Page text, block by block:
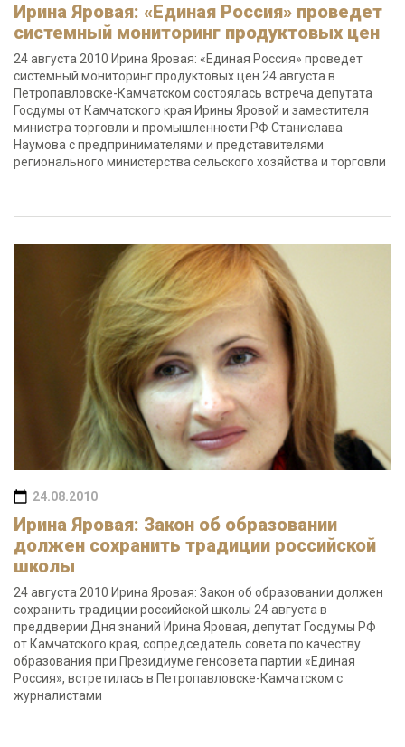
Ирина Яровая: «Единая Россия» проведет
системный мониторинг продуктовых цен
24 августа 2010 Ирина Яровая: «Единая Россия» проведет
системный мониторинг продуктовых цен 24 августа в
Петропавловске-Камчатском состоялась встреча депутата
Госдумы от Камчатского края Ирины Яровой и заместителя
министра торговли и промышленности РФ Станислава
Наумова с предпринимателями и представителями
регионального министерства сельского хозяйства и торговли
24.08.2010
Ирина Яровая: Закон об образовании
должен сохранить традиции российской
школы
24 августа 2010 Ирина Яровая: Закон об образовании должен
сохранить традиции российской школы 24 августа в
преддверии Дня знаний Ирина Яровая, депутат Госдумы РФ
от Камчатского края, сопредседатель совета по качеству
образования при Президиуме генсовета партии «Единая
Россия», встретилась в Петропавловске-Камчатском с
журналистами